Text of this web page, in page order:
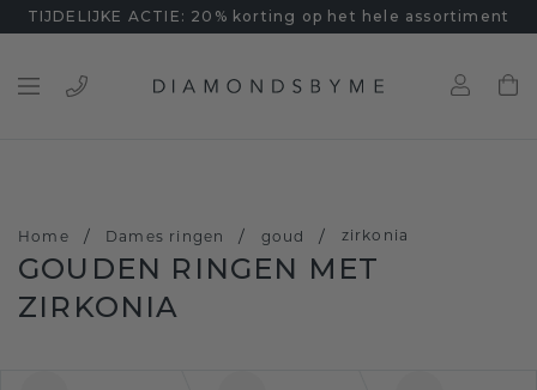
TIJDELIJKE ACTIE: 20% korting op het hele assortiment
Home / Dames ringen / goud / zirkonia
GOUDEN RINGEN MET
ZIRKONIA